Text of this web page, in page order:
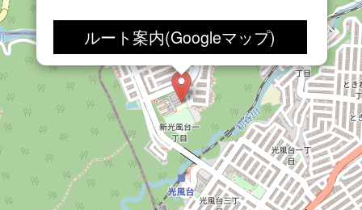
ルート案内(Googleマップ)